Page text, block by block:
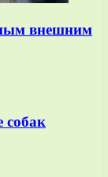
внешним
собак